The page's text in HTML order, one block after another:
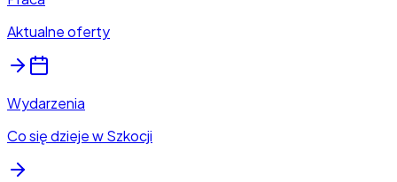
Aktualne oferty
Wydarzenia
Co się dzieje w Szkocji